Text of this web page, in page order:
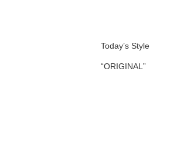
Today’s Style
“ORIGINAL”